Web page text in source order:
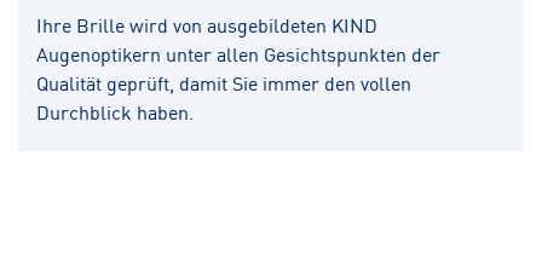
Ihre Brille wird von ausgebildeten KIND
Augenoptikern unter allen Gesichtspunkten der
Qualität geprüft, damit Sie immer den vollen
Durchblick haben.